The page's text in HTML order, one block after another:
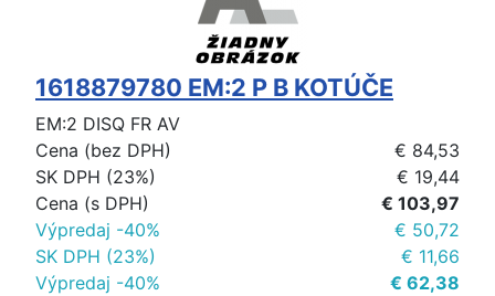
1618879780 EM:2 P B KOTÚČE
EM:2 DISQ FR AV
Cena (bez DPH)
€ 84,53
SK DPH (23%)
€ 19,44
Cena (s DPH)
€ 103,97
Výpredaj -40%
€ 50,72
SK DPH (23%)
€ 11,66
Výpredaj -40%
€ 62,38